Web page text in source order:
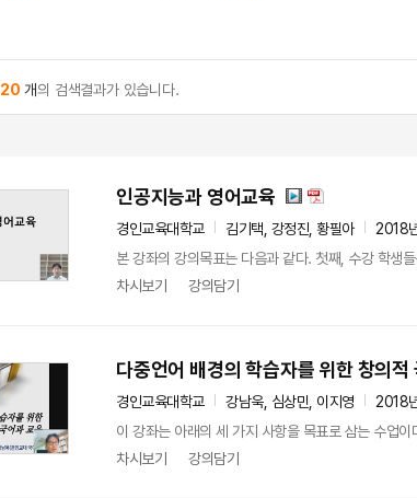
20 개의 검색결과가 있습니다.
인공지능과 영어교육
경인교육대학교 김기택, 강정진, 황필아
2018
본 강좌의 강의목표는 다음과 같다. 첫째, 수강 학생
차시보기
강의담기
다중언어 배경의 학습자를 위한 창의적
경인교육대학교 강남욱, 심상민, 이지영
2018
이 강좌는 아래의 세 가지 사항을 목표로 삼는 수업
차시보기
강의담기